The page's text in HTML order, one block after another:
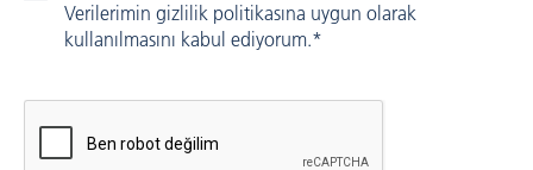
Verilerimin gizlilik politikasına uygun olarak
kullanılmasını kabul ediyorum.*